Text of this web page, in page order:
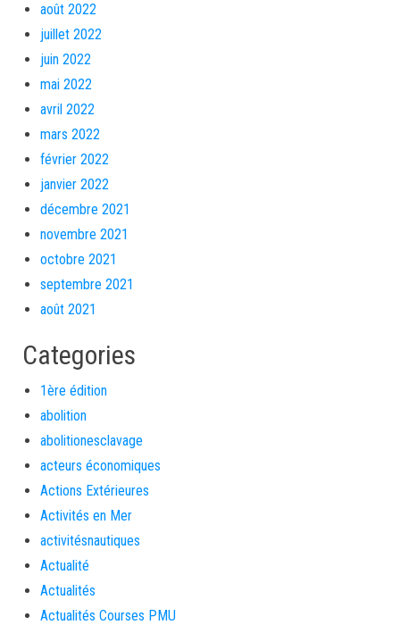
août 2022
juillet 2022
juin 2022
mai 2022
avril 2022
mars 2022
février 2022
janvier 2022
décembre 2021
novembre 2021
octobre 2021
septembre 2021
août 2021
Categories
1ère édition
abolition
abolitionesclavage
acteurs économiques
Actions Extérieures
Activités en Mer
activitésnautiques
Actualité
Actualités
Actualités Courses PMU